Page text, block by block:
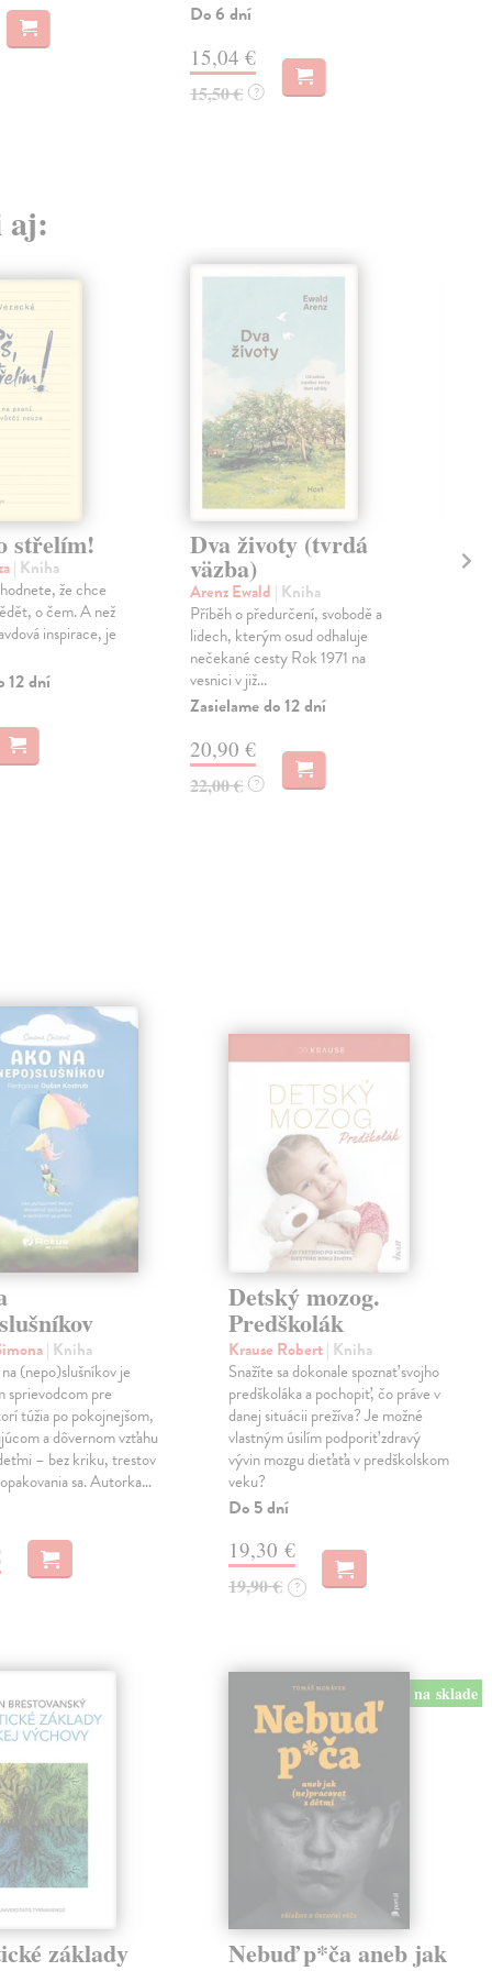
Do 6 dní
15,04 €
15,50 € ?
aj:
střelím!
| Kniha
že chce
o čem. A než
inspirace, je
12 dní
Dva životy (tvrdá
väzba)
Arenz Ewald | Kniha
Příběh o předurčení, svobodě a
lidech, kterým osud odhaluje
nečekané cesty Rok 1971 na
vesnici v již...
Zasielame do 12 dní
20,90 €
22,00 € ?
-
| Kniha
(nepo)slušníkov je
sprievodcom pre
túžia po pokojnejšom,
a dôvernom vzťahu
– bez kriku, trestov
sa. Autorka…
Detský mozog.
Predškolák
Krause Robert| Kniha
Snažíte sa dokonale spoznať svojho
predškoláka a pochopiť, čo práve v
danej situácii prežíva? Je možné
vlastným úsilím podporiť zdravý
vývin mozgu dieťaťa v predškolskom
veku?
Do 5 dní
19,30 €
19,90 € ?
základy
na sklade
Nebuď p*ča aneb jak